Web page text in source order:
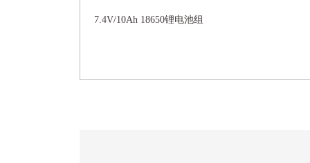
7.4V/10Ah 18650锂电池组